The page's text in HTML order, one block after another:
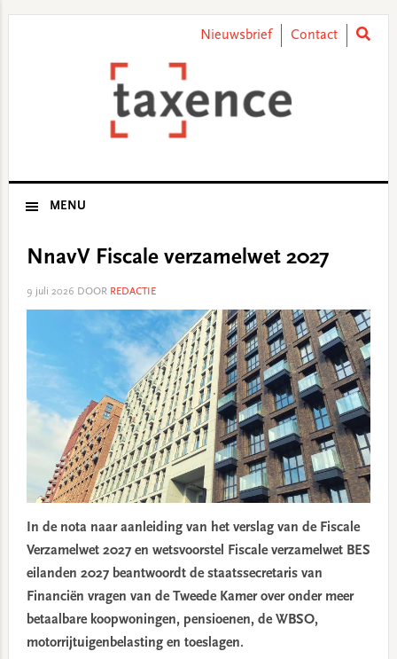
Nieuwsbrief Contact
MENU
NnavV Fiscale verzamelwet 2027
9 juli 2026 DOOR REDACTIE
In de nota naar aanleiding van het verslag van de Fiscale
Verzamelwet 2027 en wetsvoorstel Fiscale verzamelwet BES
eilanden 2027 beantwoordt de staatssecretaris van
Financiën vragen van de Tweede Kamer over onder meer
betaalbare koopwoningen, pensioenen, de WBSO,
motorrijtuigenbelasting en toeslagen.